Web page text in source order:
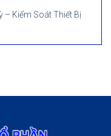
– Kiểm Soát Thiết Bị